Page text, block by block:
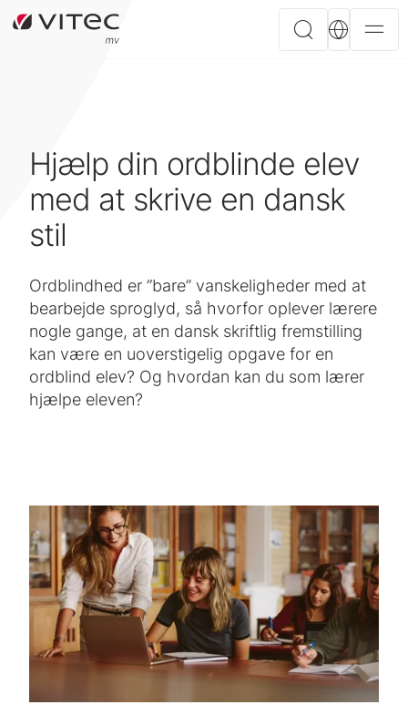
Hjælp din ordblinde elev
med at skrive en dansk
stil
Ordblindhed er ”bare” vanskeligheder med at
bearbejde sproglyd, så hvorfor oplever lærere
nogle gange, at en dansk skriftlig fremstilling
kan være en uoverstigelig opgave for en
ordblind elev? Og hvordan kan du som lærer
hjælpe eleven?